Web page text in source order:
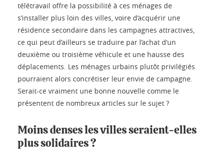
télétravail offre la possibilité à ces ménages de
s’installer plus loin des villes, voire d’acquérir une
résidence secondaire dans les campagnes attractives,
ce qui peut d’ailleurs se traduire par l’achat d’un
deuxième ou troisième véhicule et une hausse des
déplacements. Les ménages urbains plutôt privilégiés
pourraient alors concrétiser leur envie de campagne.
Serait-ce vraiment une bonne nouvelle comme le
présentent de nombreux articles sur le sujet ?
Moins denses les villes seraient-elles
plus solidaires ?